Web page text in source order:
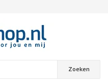
Zoeken